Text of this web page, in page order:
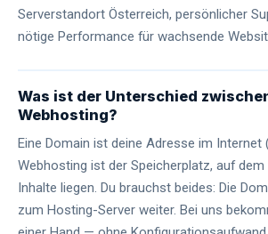
Serverstandort Österreich, persönlicher
nötige Performance für wachsende
Was ist der Unterschied
Webhosting?
Eine Domain ist deine Adresse im Internet
Webhosting ist der Speicherplatz, auf
Inhalte liegen. Du brauchst beides: Die
zum Hosting-Server weiter. Bei uns